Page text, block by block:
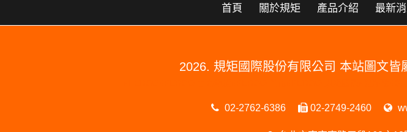
首頁 關於規矩 產品介紹 最新
2026. 規矩國際股份有限公司 本站圖文
02-2762-6386 02-2749-2460